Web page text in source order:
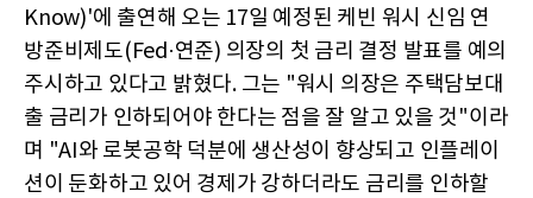
Know)'에 출연해 오는 17일 예정된 케빈 워시 신임 연
방준비제도(Fed·연준) 의장의 첫 금리 결정 발표를 예의
주시하고 있다고 밝혔다. 그는 "워시 의장은 주택담보대
출 금리가 인하되어야 한다는 점을 잘 알고 있을 것"이라
며 "AI와 로봇공학 덕분에 생산성이 향상되고 인플레이
션이 둔화하고 있어 경제가 강하더라도 금리를 인하할